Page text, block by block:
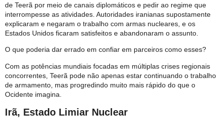
de Teerã por meio de canais diplomáticos e pedir ao regime que
interrompesse as atividades. Autoridades iranianas supostamente
explicaram e negaram o trabalho com armas nucleares, e os
Estados Unidos ficaram satisfeitos e abandonaram o assunto.
O que poderia dar errado em confiar em parceiros como esses?
Com as potências mundiais focadas em múltiplas crises regionais
concorrentes, Teerã pode não apenas estar continuando o trabalho
de armamento, mas progredindo muito mais rápido do que o
Ocidente imagina.
Irã, Estado Limiar Nuclear